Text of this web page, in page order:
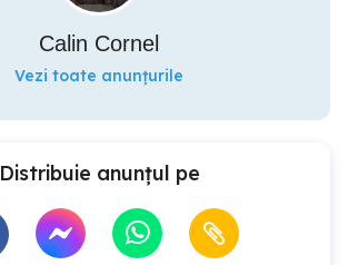
Calin Cornel
Vezi toate anunțurile
Distribuie anunțul pe